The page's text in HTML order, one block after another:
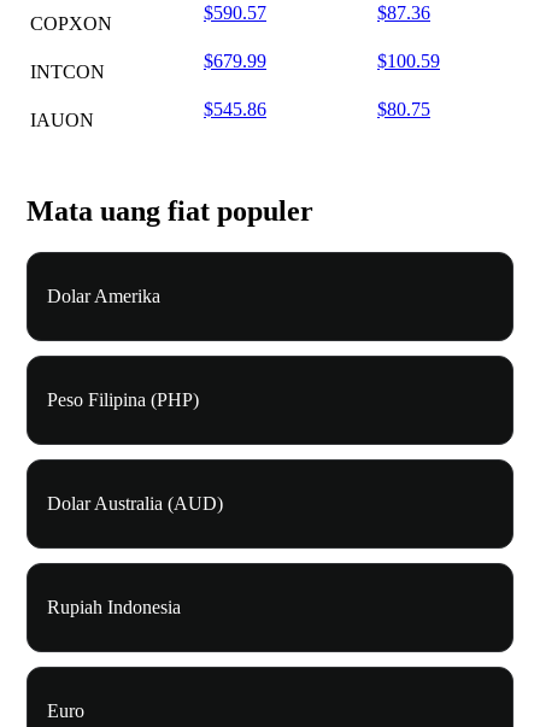
COPXON
$590.57 $87.36
INTCON
$679.99 $100.59
IAUON
$545.86 $80.75
Mata uang fiat populer
Dolar Amerika
Peso Filipina (PHP)
Dolar Australia (AUD)
Rupiah Indonesia
Euro